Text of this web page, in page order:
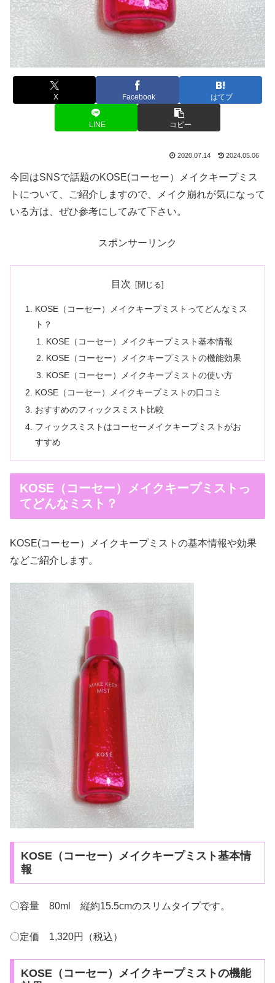
X Facebook はてブ
LINE コピー
2020.07.14 2024.05.06
今回はSNSで話題のKOSE(コーセー）メイクキープミス
トについて、ご紹介しますので、メイク崩れが気になって
いる方は、ぜひ参考にしてみて下さい。
スポンサーリンク
目次
KOSE（コーセー）メイクキープミストってどんなミス
ト？
KOSE（コーセー）メイクキープミスト基本情報
KOSE（コーセー）メイクキープミストの機能効果
KOSE（コーセー）メイクキープミストの使い方
KOSE（コーセー）メイクキープミストの口コミ
おすすめのフィックスミスト比較
フィックスミストはコーセーメイクキープミストがお
すすめ
KOSE（コーセー）メイクキープミストっ
てどんなミスト？
KOSE(コーセー）メイクキープミストの基本情報や効果
などご紹介します。
KOSE（コーセー）メイクキープミスト基本情
報
〇容量 80ml 縦約15.5cmのスリムタイプです。
〇定価 1,320円（税込）
KOSE（コーセー）メイクキープミストの機能